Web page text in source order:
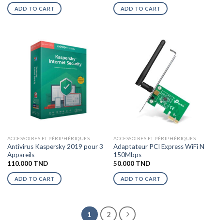
ADD TO CART ADD TO CART
ACCESSOIRES ET PÉRIPHÉRIQUES
Antivirus Kaspersky 2019 pour 3
Appareils
110.000 TND
ADD TO CART
ACCESSOIRES ET PÉRIPHÉRIQUES
Adaptateur PCI Express WiFi N
150Mbps
50.000 TND
ADD TO CART
1 2